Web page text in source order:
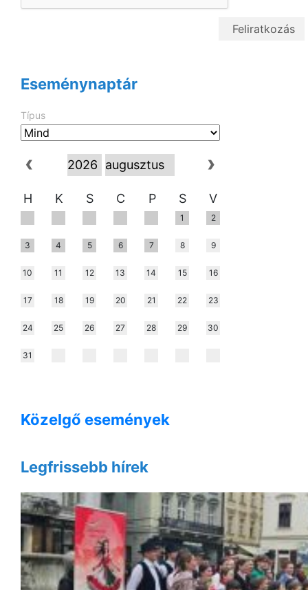
Eseménynaptár
Típus
H K S C P S V
1 2
3 4 5 6 7 8 9
10 11 12 13 14 15 16
17 18 19 20 21 22 23
24 25 26 27 28 29 30
31
Közelgő események
Legfrissebb hírek